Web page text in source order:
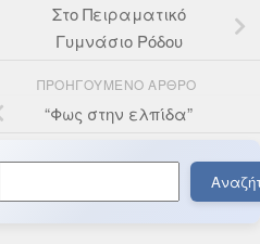
Στο Πειραματικό
Γυμνάσιο Ρόδου
ΠΡΟΗΓΟΎΜΕΝΟ ΆΡΘΡΟ
“Φως στην ελπίδα”